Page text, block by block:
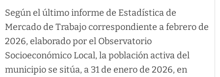
Según el último informe de Estadística de
Mercado de Trabajo correspondiente a febrero de
2026, elaborado por el Observatorio
Socioeconómico Local, la población activa del
municipio se sitúa, a 31 de enero de 2026, en